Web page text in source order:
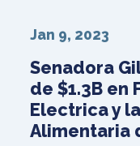
Senadora
de $1.3B en
Electrica y
Alimentaria
Jan 9, 2023